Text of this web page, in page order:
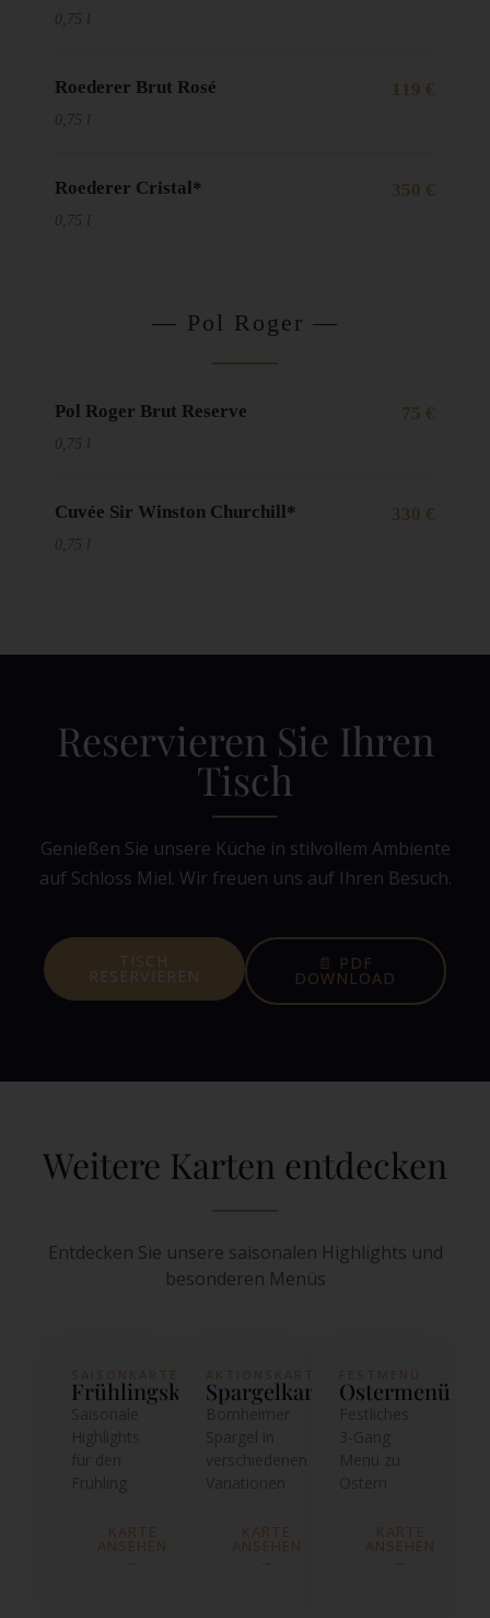
0,75 l
Roederer Brut Rosé 119 €
0,75 l
Roederer Cristal* 350 €
0,75 l
— Pol Roger —
Pol Roger Brut Reserve 75 €
0,75 l
Cuvée Sir Winston Churchill* 330 €
0,75 l
Reservieren Sie Ihren
Tisch
Genießen Sie unsere Küche in stilvollem Ambiente
auf Schloss Miel. Wir freuen uns auf Ihren Besuch.
TISCH
RESERVIEREN
📄 PDF
DOWNLOAD
Weitere Karten entdecken
Entdecken Sie unsere saisonalen Highlights und
besonderen Menüs
SAISONKARTE
Frühlingskarte
KARTE
ANSEHEN
→
AKTIONSKARTE
Spargelkarte
KARTE
ANSEHEN
→
FESTMENÜ
Ostermenü
KARTE
ANSEHEN
→